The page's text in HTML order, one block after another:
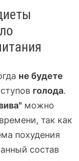
не будете
голода.
можно
так как
похудения
состав